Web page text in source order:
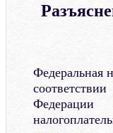
Федеральная
Федерации